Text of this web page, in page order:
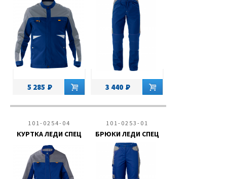
5 285 3 440
101-0254-04
КУРТКА ЛЕДИ СПЕЦ
101-0253-01
БРЮКИ ЛЕДИ СПЕЦ